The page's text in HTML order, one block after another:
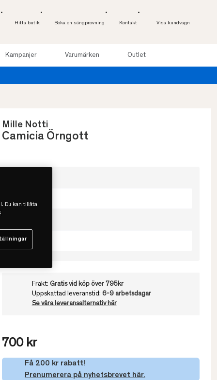
Hitta butik Boka en sängprovning Kontakt Visa kundvagn
Kampanjer Varumärken Outlet
Mille Notti
Camicia Örngott
50x70
Frakt: Gratis vid köp över 795kr
Uppskattad leveranstid: 6-9 arbetsdagar
Se våra leveransalternativ här
700 kr
Få 200 kr rabatt!
Prenumerera på nyhetsbrevet här.
Du kan tillåta